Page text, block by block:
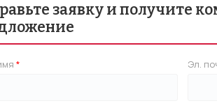
заявку и получите
Эл.